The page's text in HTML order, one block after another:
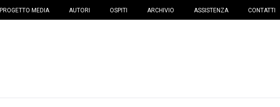
PROGETTO MEDIA AUTORI OSPITI ARCHIVIO ASSISTENZA CONTATTI